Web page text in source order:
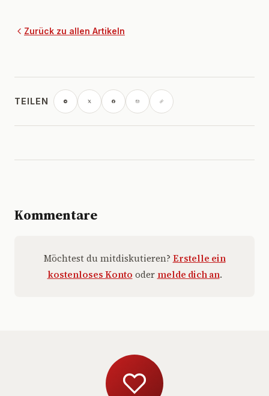
Zurück zu allen Artikeln
TEILEN
Kommentare
Möchtest du mitdiskutieren? Erstelle ein
kostenloses Konto oder melde dich an.